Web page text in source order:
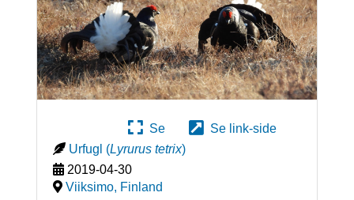
Se
Se link-side
Urfugl (Lyrurus tetrix)
2019-04-30
Viiksimo, Finland